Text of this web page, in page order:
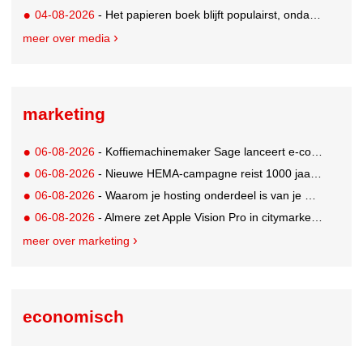
04-08-2026 - Het papieren boek blijft populairst, ondanks digitale alternatieven
meer over media
marketing
06-08-2026 - Koffiemachinemaker Sage lanceert e-commerceplatform voor koffieliefhebbers
06-08-2026 - Nieuwe HEMA-campagne reist 1000 jaar terug in de tijd naar 'Hemastein'
06-08-2026 - Waarom je hosting onderdeel is van je merkstrategie
06-08-2026 - Almere zet Apple Vision Pro in citymarketing
meer over marketing
economisch